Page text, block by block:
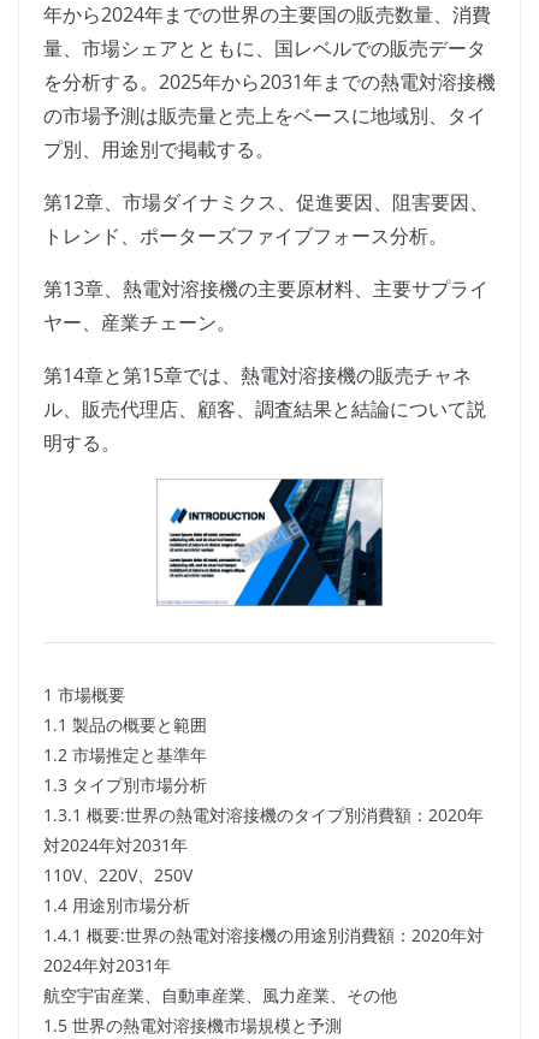
年から2024年までの世界の主要国の販売数量、消費
量、市場シェアとともに、国レベルでの販売データ
を分析する。2025年から2031年までの熱電対溶接機
の市場予測は販売量と売上をベースに地域別、タイ
プ別、用途別で掲載する。
第12章、市場ダイナミクス、促進要因、阻害要因、
トレンド、ポーターズファイブフォース分析。
第13章、熱電対溶接機の主要原材料、主要サプライ
ヤー、産業チェーン。
第14章と第15章では、熱電対溶接機の販売チャネ
ル、販売代理店、顧客、調査結果と結論について説
明する。
1 市場概要
1.1 製品の概要と範囲
1.2 市場推定と基準年
1.3 タイプ別市場分析
1.3.1 概要:世界の熱電対溶接機のタイプ別消費額：2020年
対2024年対2031年
110V、220V、250V
1.4 用途別市場分析
1.4.1 概要:世界の熱電対溶接機の用途別消費額：2020年対
2024年対2031年
航空宇宙産業、自動車産業、風力産業、その他
1.5 世界の熱電対溶接機市場規模と予測